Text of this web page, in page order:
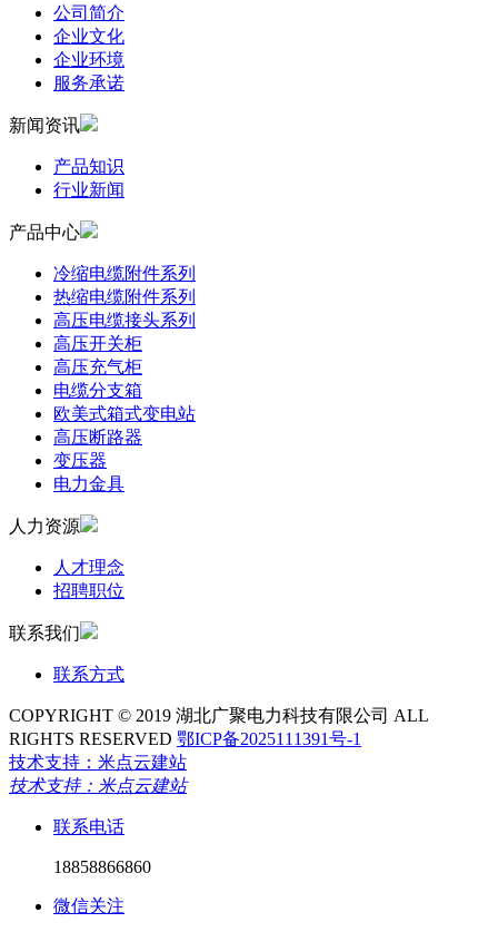
公司简介
企业文化
企业环境
服务承诺
新闻资讯
产品知识
行业新闻
产品中心
冷缩电缆附件系列
热缩电缆附件系列
高压电缆接头系列
高压开关柜
高压充气柜
电缆分支箱
欧美式箱式变电站
高压断路器
变压器
电力金具
人力资源
人才理念
招聘职位
联系我们
联系方式
COPYRIGHT © 2019 湖北广聚电力科技有限公司 ALL
RIGHTS RESERVED 鄂ICP备2025111391号-1
技术支持：米点云建站
技术支持：米点云建站
联系电话
18858866860
微信关注